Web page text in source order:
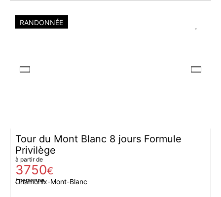
RANDONNÉE
Tour du Mont Blanc 8 jours Formule
Privilège
Chamonix-Mont-Blanc
à partir de
3750€
/ personne